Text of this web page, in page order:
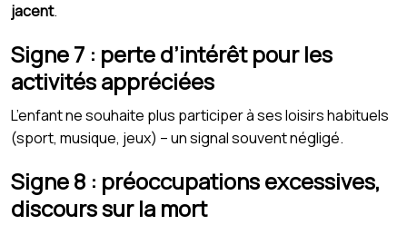
jacent.
Signe 7 : perte d’intérêt pour les
activités appréciées
L’enfant ne souhaite plus participer à ses loisirs habituels
(sport, musique, jeux) – un signal souvent négligé.
Signe 8 : préoccupations excessives,
discours sur la mort